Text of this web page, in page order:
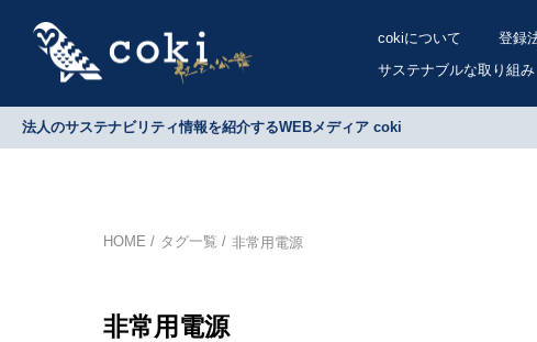
cokiについて 登録
サステナブルな取り組み
法人のサステナビリティ情報を紹介するWEBメディア coki
HOME タグ一覧 非常用電源
非常用電源